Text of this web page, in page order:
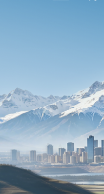
需：辅助驾驶里程年增长
驾驶解决方案，千里浩瀚从